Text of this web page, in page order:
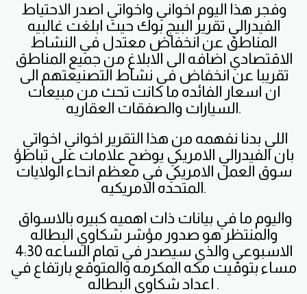
وفجر هذا اليوم اخواني واخواتي اصدر الاحتياط
الفيدرالي تقرير البيج بوك حيث ابلغت غالبيه
المناطق عن انخفاض معتدل في النشاط
الاقتصادي اضافه الى الابلاغ من جميع المناطق
تقريبا عن انخفاض في نشاط التصنيعتهم الى
ان اسعار الفائده ما كانت تحث من مبيعات
السيارات والصفقات العقاريه.
بان الفيدرالي الامريكي يوضح علامات على تباطؤ
سوق العمل الامريكي في معظم انحاء الولايات
المتحده الامريكيه.
والمنتظر هو صدور مؤشر شكاوي البطاله
الاسبوعي والذي سيصدر في تمام الساعه 4:30
مساء بتوقيت مكه المكرمه والمتوقع بارتفاع في
اعداد شكاوي البطاله .